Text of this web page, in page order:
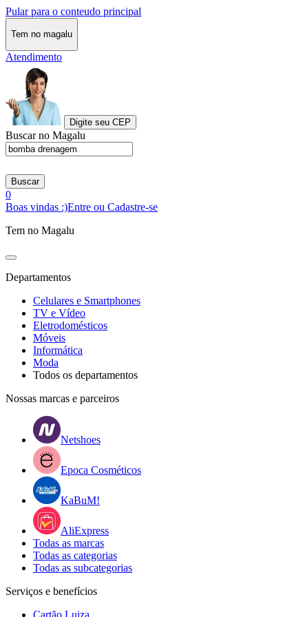
Pular para o conteudo principal
Tem no magalu
Atendimento
Digite seu CEP
Buscar no Magalu
Buscar
0
Boas vindas :)Entre ou Cadastre-se
Tem no Magalu
Departamentos
Celulares e Smartphones
TV e Vídeo
Eletrodomésticos
Móveis
Informática
Moda
Todos os departamentos
Nossas marcas e parceiros
Netshoes
Epoca Cosméticos
KaBuM!
AliExpress
Todas as marcas
Todas as categorias
Todas as subcategorias
Serviços e benefícios
Cartão Luiza